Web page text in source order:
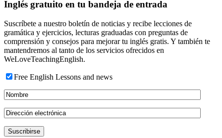
Inglés gratuito en tu bandeja de entrada
Suscríbete a nuestro boletín de noticias y recibe lecciones de
gramática y ejercicios, lecturas graduadas con preguntas de
comprensión y consejos para mejorar tu inglés gratis. Y también te
mantendremos al tanto de los servicios ofrecidos en
WeLoveTeachingEnglish.
Free English Lessons and news